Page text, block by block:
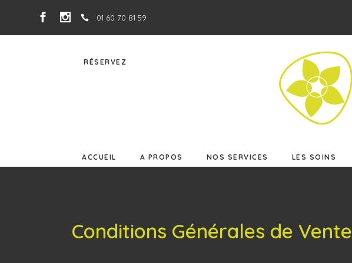
01 60 70 81 59
ACCUEIL A PROPOS NOS SERVICES LES SOINS
ACCUEIL A PROPOS
RÉSERVEZ
Conditions Générales de Vente